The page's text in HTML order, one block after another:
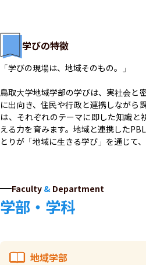
学びの特徴
「学びの現場は、地域そのもの。」
鳥取大学地域学部の学びは、実社会と
に出向き、住民や行政と連携しながら
は、それぞれのテーマに即した知識
える力を育みます。地域と連携した
とりが「地域に生きる学び」を通じて
Faculty & Department
学部・学科
地域学部